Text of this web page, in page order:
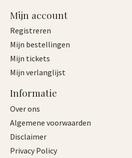
Mijn account
Registreren
Mijn bestellingen
Mijn tickets
Mijn verlanglijst
Informatie
Over ons
Algemene voorwaarden
Disclaimer
Privacy Policy